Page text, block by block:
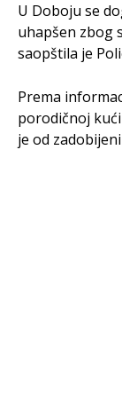
U Doboju se
uhapšen zbog
saopštila je
Prema
porodičnoj
je od